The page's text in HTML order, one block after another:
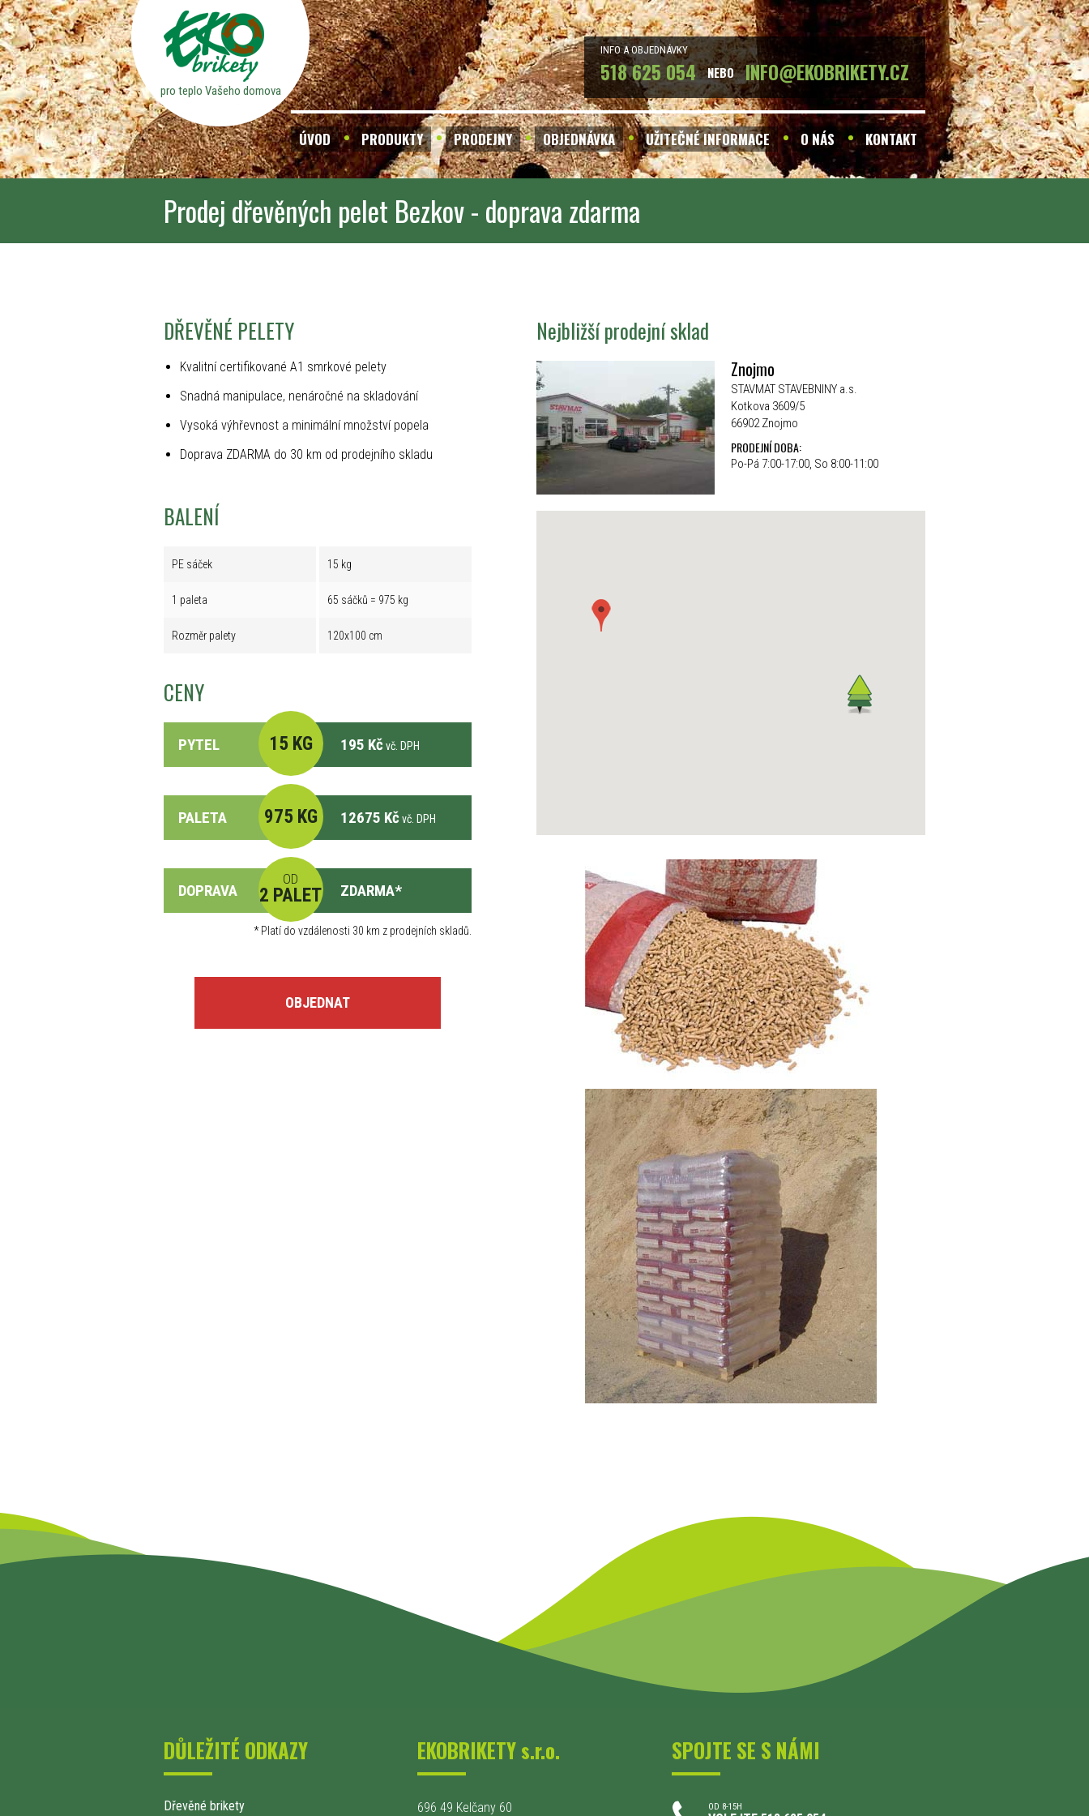
pro teplo Vašeho domova
INFO A OBJEDNÁVKY
518 625 054 NEBO INFO@EKOBRIKETY.CZ
ÚVOD PRODUKTY PRODEJNY OBJEDNÁVKA UŽITEČNÉ INFORMACE O NÁS KONTAKT
Prodej dřevěných pelet Bezkov - doprava zdarma
DŘEVĚNÉ PELETY
Kvalitní certifikované A1 smrkové pelety
Snadná manipulace, nenáročné na skladování
Vysoká výhřevnost a minimální množství popela
Doprava ZDARMA do 30 km od prodejního skladu
BALENÍ
PE sáček 15 kg
1 paleta 65 sáčků = 975 kg
Rozměr palety 120x100 cm
CENY
PYTEL 15 KG 195 Kč vč. DPH
PALETA 975 KG 12675 Kč vč. DPH
DOPRAVA
OD
2 PALET ZDARMA*
*Platí do vzdálenosti 30 km z prodejních skladů.
OBJEDNAT
Nejbližší prodejní sklad
Znojmo
STAVMAT STAVEBNINY a.s.
Kotkova 3609/5
66902 Znojmo
PRODEJNÍ DOBA:
Po-Pá 7:00-17:00, So 8:00-11:00
DŮLEŽITÉ ODKAZY
Dřevěné brikety
EKOBRIKETY s.r.o.
696 49 Kelčany 60
SPOJTE SE S NÁMI
OD 8-15H